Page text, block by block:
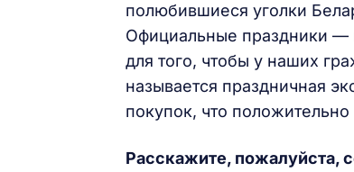
полюбившиеся уголки
Официальные праздники —
для того, чтобы у наших
называется праздничная
покупок, что
Расскажите, пожалуйста,